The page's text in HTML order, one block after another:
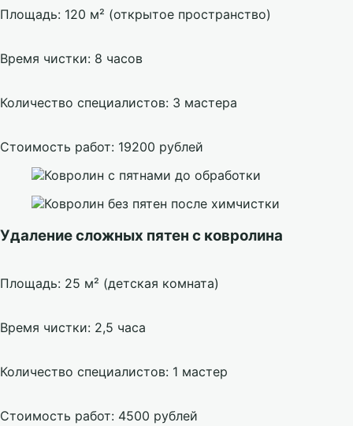
Площадь: 120 м² (открытое пространство)
Время чистки: 8 часов
Количество специалистов: 3 мастера
Стоимость работ: 19200 рублей
Удаление сложных пятен с ковролина
Площадь: 25 м² (детская комната)
Время чистки: 2,5 часа
Количество специалистов: 1 мастер
Стоимость работ: 4500 рублей